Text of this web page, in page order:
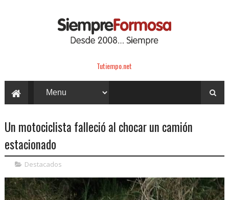
Tutiempo.net
Un motociclista falleció al chocar un camión
estacionado
Destacados